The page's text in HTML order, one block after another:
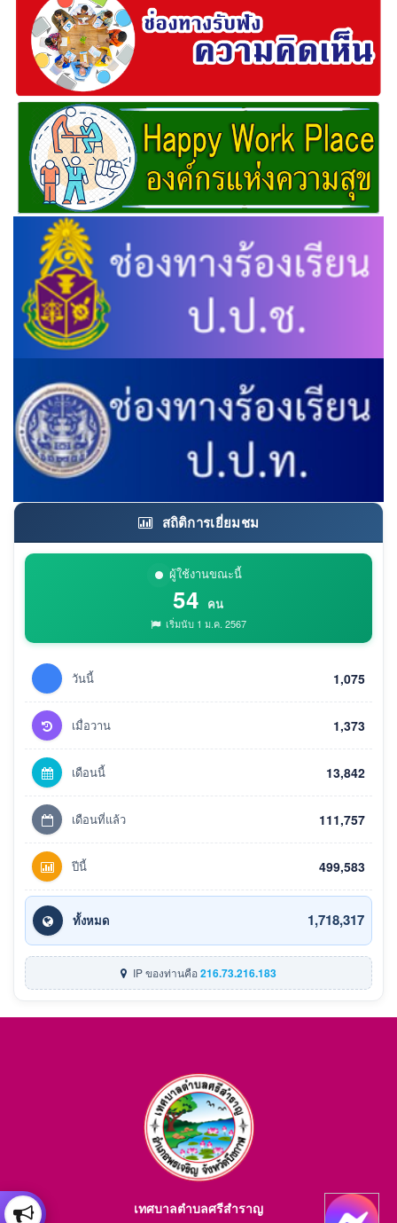
สถิติการเยี่ยมชม
ผู้ใช้งานขณะนี้
54 คน
เริ่มนับ 1 ม.ค. 2567
วันนี้ 1,075
เมื่อวาน 1,373
เดือนนี้ 13,842
เดือนที่แล้ว 111,757
ปีนี้ 499,583
ทั้งหมด 1,718,317
IP ของท่านคือ216.73.216.183
เทศบาลตำบลศรีสำราญ